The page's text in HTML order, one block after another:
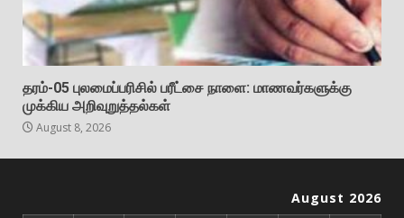
தரம்-05 புலமைப்பரிசில் பரீட்சை நாளை: மாணவர்களுக்கு
முக்கிய அறிவுறுத்தல்கள்
August 8, 2026
August 2026